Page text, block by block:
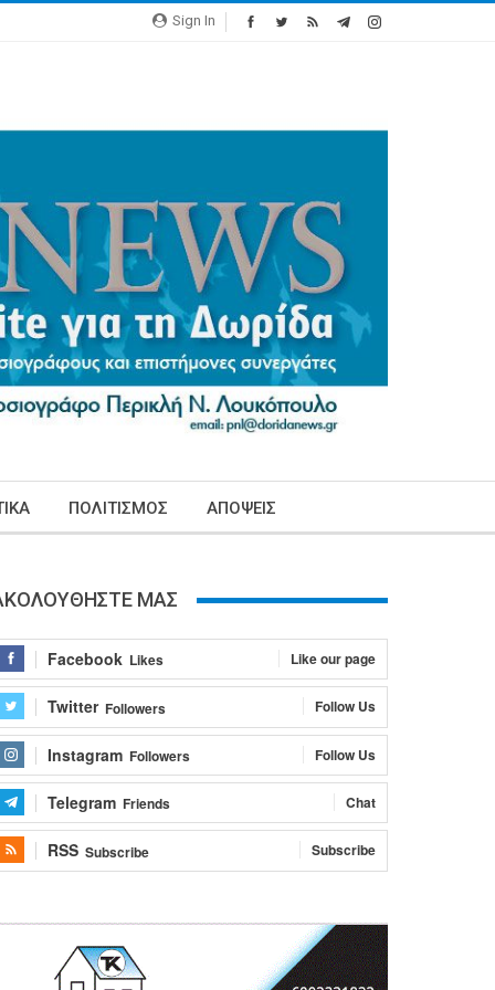
Sign In
ΠΟΛΙΤΙΣΜΟΣ ΑΠΟΨΕΙΣ
ΜΑΣ
Facebook Likes Like our page
Twitter Followers Follow Us
Instagram Followers Follow Us
Telegram Friends Chat
RSS Subscribe Subscribe